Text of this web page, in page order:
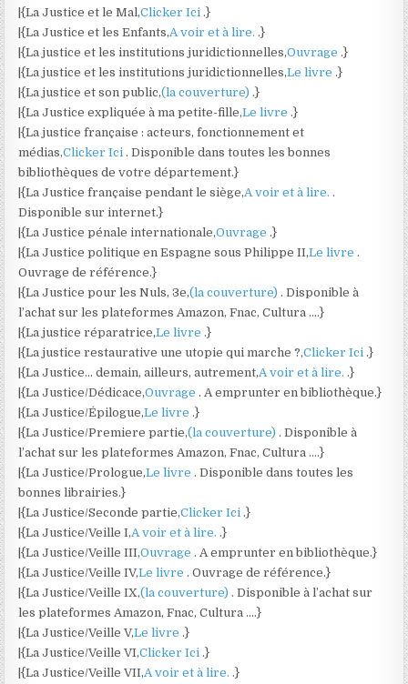
|{La Justice et le Mal,Clicker Ici.}
|{La Justice et les Enfants,A voir et à lire..}
|{La justice et les institutions juridictionnelles,Ouvrage.}
|{La justice et les institutions juridictionnelles,Le livre.}
|{La justice et son public,(la couverture).}
|{La Justice expliquée à ma petite-fille,Le livre.}
|{La justice française : acteurs, fonctionnement et
médias,Clicker Ici. Disponible dans toutes les bonnes
bibliothèques de votre département.}
|{La Justice française pendant le siège,A voir et à lire..
Disponible sur internet.}
|{La Justice pénale internationale,Ouvrage.}
|{La Justice politique en Espagne sous Philippe II,Le livre.
Ouvrage de référence.}
|{La Justice pour les Nuls, 3e,(la couverture). Disponible à
l’achat sur les plateformes Amazon, Fnac, Cultura ….}
|{La justice réparatrice,Le livre.}
|{La justice restaurative une utopie qui marche ?,Clicker Ici.}
|{La Justice… demain, ailleurs, autrement,A voir et à lire..}
|{La Justice/Dédicace,Ouvrage. A emprunter en bibliothèque.}
|{La Justice/Épilogue,Le livre.}
|{La Justice/Premiere partie,(la couverture). Disponible à
l’achat sur les plateformes Amazon, Fnac, Cultura ….}
|{La Justice/Prologue,Le livre. Disponible dans toutes les
bonnes librairies.}
|{La Justice/Seconde partie,Clicker Ici.}
|{La Justice/Veille I,A voir et à lire..}
|{La Justice/Veille III,Ouvrage. A emprunter en bibliothèque.}
|{La Justice/Veille IV,Le livre. Ouvrage de référence.}
|{La Justice/Veille IX,(la couverture). Disponible à l’achat sur
les plateformes Amazon, Fnac, Cultura ….}
|{La Justice/Veille V,Le livre.}
|{La Justice/Veille VI,Clicker Ici.}
|{La Justice/Veille VII,A voir et à lire..}